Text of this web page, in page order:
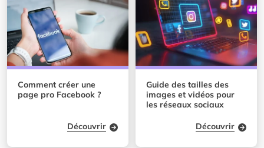
Comment créer une
page pro Facebook ?
Découvrir
Guide des tailles des
images et vidéos pour
les réseaux sociaux
Découvrir